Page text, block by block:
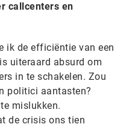
callcenters en
ik de efficiëntie van een
uiteraard absurd om
in te schakelen. Zou
politici aantasten?
mislukken.
de crisis ons tien